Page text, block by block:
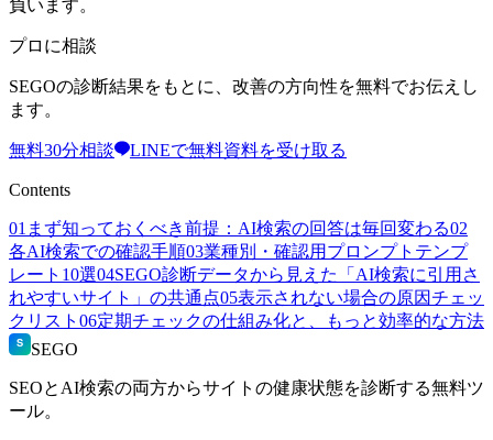
負います。
プロに相談
SEGOの診断結果をもとに、改善の方向性を無料でお伝えし
ます。
無料30分相談 LINEで無料資料を受け取る
Contents
01 まず知っておくべき前提：AI検索の回答は毎回変わる02
各AI検索での確認手順03業種別・確認用プロンプトテンプ
レート10選04SEGO診断データから見えた「AI検索に引用さ
れやすいサイト」の共通点05表示されない場合の原因チェッ
クリスト 06定期チェックの仕組み化と、もっと効率的な方法
S SEGO
SEOとAI検索の両方からサイトの健康状態を診断する無料ツ
ール。